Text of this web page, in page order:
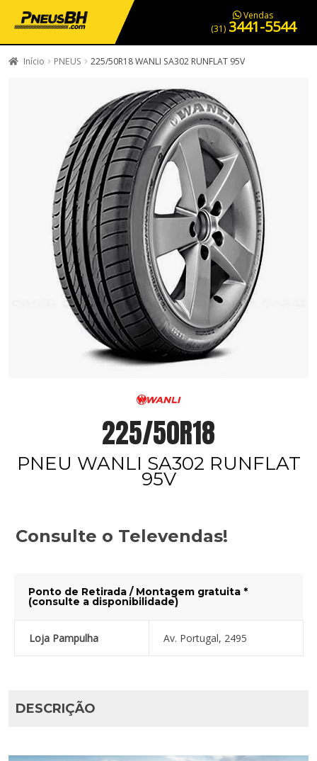
PNEUS EM OFERTA SERVIÇOS AUTOMOTIVOS NOSSA LOJA
Vendas
(31) 3441-5544
Início PNEUS 225/50R18 WANLI SA302 RUNFLAT 95V
225/50R18
PNEU WANLI SA302 RUNFLAT
95V
Consulte o Televendas!
Ponto de Retirada / Montagem gratuita *
(consulte a disponibilidade)
Loja Pampulha Av. Portugal, 2495
DESCRIÇÃO